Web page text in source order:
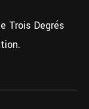
Trois Degrés